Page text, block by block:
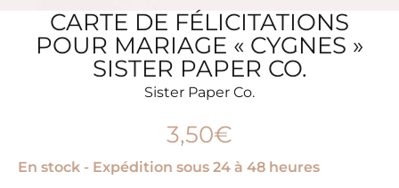
CARTE DE FÉLICITATIONS
POUR MARIAGE « CYGNES »
SISTER PAPER CO.
Sister Paper Co.
3,50€
En stock - Expédition sous 24 à 48 heures